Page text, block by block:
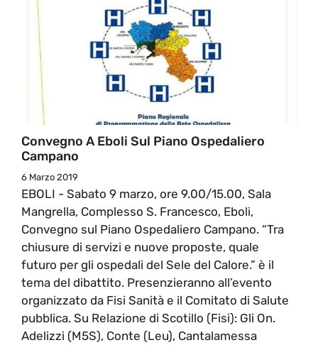
Convegno A Eboli Sul Piano Ospedaliero
Campano
6 Marzo 2019
EBOLI - Sabato 9 marzo, ore 9.00/15.00, Sala
Mangrella, Complesso S. Francesco, Eboli,
Convegno sul Piano Ospedaliero Campano. “Tra
chiusure di servizi e nuove proposte, quale
futuro per gli ospedali del Sele del Calore.” è il
tema del dibattito. Presenzieranno all’evento
organizzato da Fisi Sanità e il Comitato di Salute
pubblica. Su Relazione di Scotillo (Fisi): Gli On.
Adelizzi (M5S), Conte (Leu), Cantalamessa